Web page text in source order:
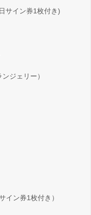
サイン券1枚付き)
ジェリー）
イン券1枚付き）